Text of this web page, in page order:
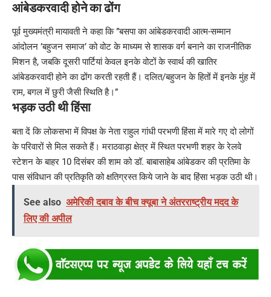
आंबेडकरवादी होने का ढोंग
पूर्व मुख्यमंत्री मायावती ने कहा कि ”बसपा का आंबेडकरवादी आत्म-सम्मान
आंदोलन ’बहुजन समाज’ को वोट के माध्यम से शासक वर्ग बनाने का राजनीतिक
मिशन है, जबकि दूसरी पार्टियां केवल इनके वोटों के स्वार्थ की खातिर
आंबेडकरवादी होने का ढोंग करती रहती हैं। दलित/बहुजन के हितों में इनके मुंह में
राम, बगल में छुरी जैसी स्थिति है।”
भड़क उठी थी हिंसा
बता दें कि लोकसभा में विपक्ष के नेता राहुल गांधी परभणी हिंसा में मारे गए दो लोगों
के परिवारों से मिल सकते हैं। मराठवाड़ा क्षेत्र में स्थित परभणी शहर के रेलवे
स्टेशन के बाहर 10 दिसंबर की शाम को डॉ. बाबासाहेब आंबेडकर की प्रतिमा के
पास संविधान की प्रतिकृति को क्षतिग्रस्त किये जाने के बाद हिंसा भड़क उठी थी।
See also अमेरिकी दबाव के बीच क्यूबा ने अंतरराष्ट्रीय मदद के
लिए की अपील